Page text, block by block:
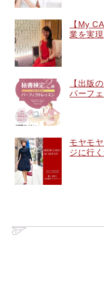
【My
業を実現
【出版
パーフ
モヤモ
ジに行